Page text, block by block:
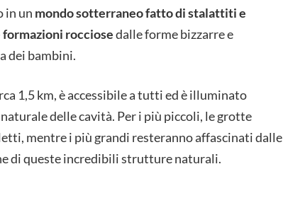
in un mondo sotterraneo fatto di stalattiti e
rocciosedalle forme bizzarre e
dei bambini.
1,5 km, è accessibile a tutti ed è illuminato
delle cavità. Per i più piccoli, le grotte
mentre i più grandi resteranno affascinati dalle
di queste incredibili strutture naturali.